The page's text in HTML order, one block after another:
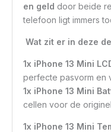
en geld door beide
telefoon ligt immers
Wat zit er in deze
1x iPhone 13 Mini
perfecte pasvorm en
1x iPhone 13 Mini
cellen voor de
1x iPhone 13 Mini